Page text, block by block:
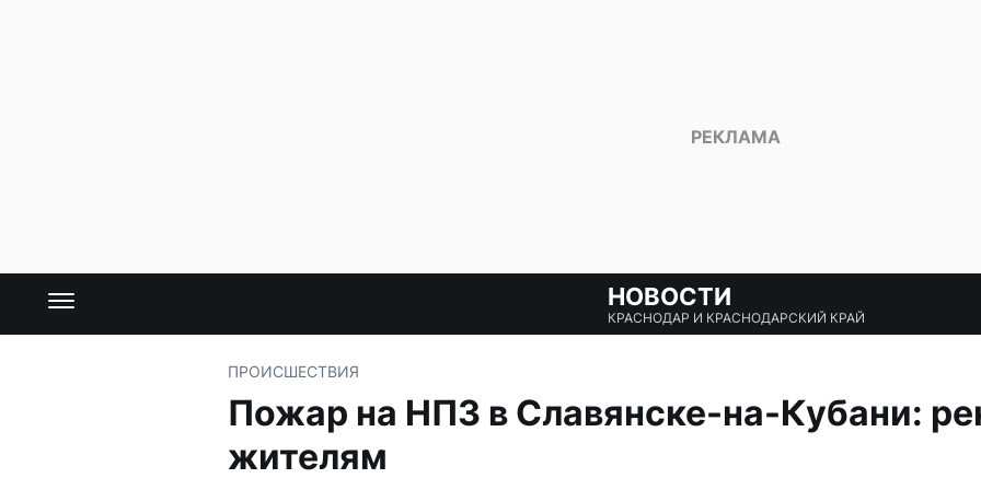
НОВОСТИ
КРАСНОДАР И КРАСНОДАРСКИЙ КРАЙ
ПРОИСШЕСТВИЯ
Пожар на НПЗ в Славянске-на-Кубани:
жителям